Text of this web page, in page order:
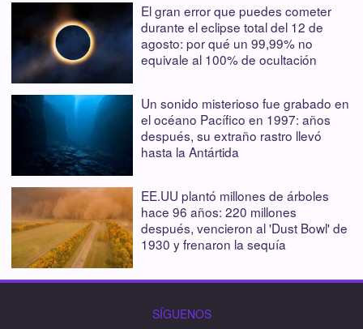
El gran error que puedes cometer
durante el eclipse total del 12 de
agosto: por qué un 99,99% no
equivale al 100% de ocultación
Un sonido misterioso fue grabado en
el océano Pacífico en 1997: años
después, su extraño rastro llevó
hasta la Antártida
EE.UU plantó millones de árboles
hace 96 años: 220 millones
después, vencieron al 'Dust Bowl' de
1930 y frenaron la sequía
SÍGUENOS